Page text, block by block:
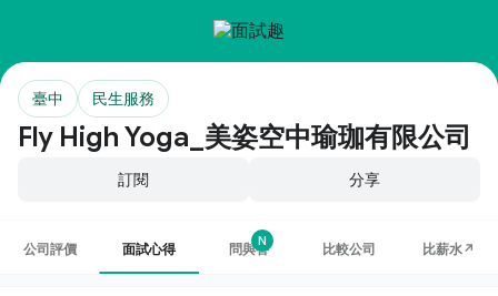
Fly High Yoga_美姿空中瑜珈有限公司
臺中 民生服務
訂閱 分享
公司評價 面試心得 問與答
N
比較公司 比薪水↗